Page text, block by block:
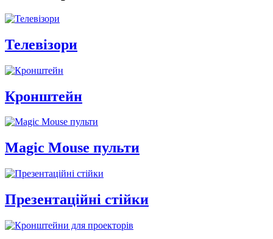
Телевізори
Кронштейн
Magic Mouse пульти
Презентаційні стійки